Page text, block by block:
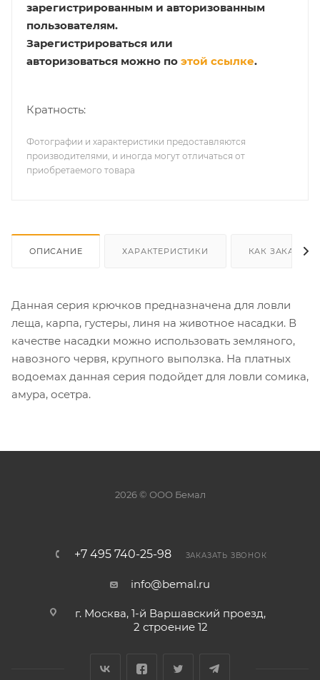
зарегистрированным и авторизованным
пользователям.
Зарегистрироваться или
авторизоваться можно по этой ссылке.
Кратность:
Фотографии и характеристики предоставляются
производителями, и иногда могут отличаться от
приобретаемого товара
ОПИСАНИЕ ХАРАКТЕРИСТИКИ КАК ЗАКАЗАТЬ
Данная серия крючков предназначена для ловли
леща, карпа, густеры, линя на животное насадки. В
качестве насадки можно использовать земляного,
навозного червя, крупного выползка. На платных
водоемах данная серия подойдет для ловли сомика,
амура, осетра.
2026 © ООО Бемал
+7 495 740-25-98 ЗАКАЗАТЬ ЗВОНОК
info@bemal.ru
г. Москва, 1-й Варшавский проезд,
2 строение 12